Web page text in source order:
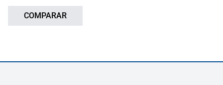
COMPARAR